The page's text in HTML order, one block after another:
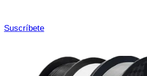
Suscríbete